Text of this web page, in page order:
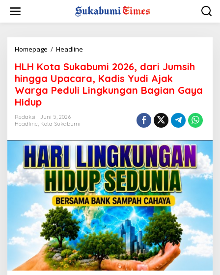
w
Homepage / Headline
H
K
o
t
b
m
i
0
2
6
,
d
a
r
i
J
u
HLH Kota Sukabumi 2026, dari Jumsih
hingga Upacara, Kadis Yudi Ajak
Warga Peduli Lingkungan Bagian Gaya
Hidup
Redaksi
Juni 5, 2026
Headline, Kota Sukabumi